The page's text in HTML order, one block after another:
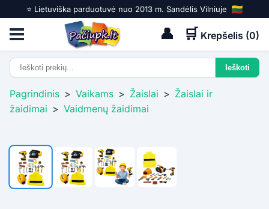
⭐️ Lietuviška parduotuvė nuo 2013 m. Sandėlis Vilniuje
👤 🛒 Krepšelis (0)
Pagrindinis > Vaikams > Žaislai > Žaislai ir
žaidimai > Vaidmenų žaidimai